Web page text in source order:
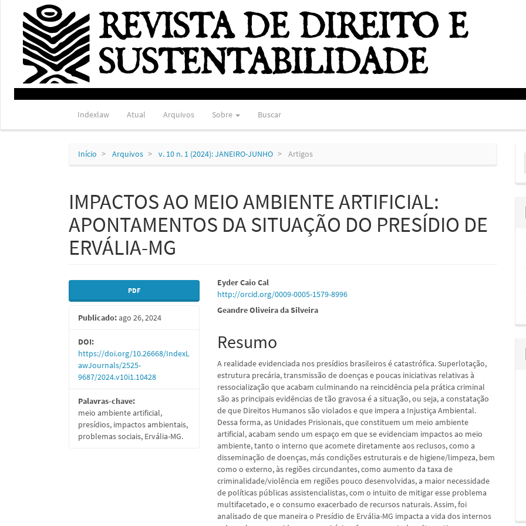
Navegação
Principal
Conteúdo
principal
Barra
Lateral
Indexlaw Atual Arquivos Sobre Buscar
Início Arquivos v. 10 n. 1 (2024): JANEIRO-JUNHO Artigos
IMPACTOS AO MEIO AMBIENTE ARTIFICIAL:
APONTAMENTOS DA SITUAÇÃO DO PRESÍDIO DE
ERVÁLIA-MG
Barra
lateral
de
artigos
PDF
Publicado:ago 26, 2024
DOI:
https://doi.org/10.26668/IndexL
awJournals/2525-
9687/2024.v10i1.10428
Palavras-chave:
meio ambiente artificial,
presídios, impactos ambientais,
problemas sociais, Ervália-MG.
Conteúdo
do
principal
Eyder Caio Cal
http://orcid.org/0009-0005-1579-8996
Geandre Oliveira da Silveira
Resumo
A realidade evidenciada nos presídios brasileiros é catastrófica. Superlotação,
estrutura precária, transmissão de doenças e poucas iniciativas relativas à
ressocialização que acabam culminando na reincidência pela prática criminal
são as principais evidências de tão gravosa é a situação, ou seja, a constatação
de que Direitos Humanos são violados e que impera a Injustiça Ambiental.
Dessa forma, as Unidades Prisionais, que constituem um meio ambiente
artificial, acabam sendo um espaço em que se evidenciam impactos ao meio
ambiente, tanto o interno que acomete diretamente aos reclusos, como a
disseminação de doenças, más condições estruturais e de higiene/limpeza, bem
como o externo, às regiões circundantes, como aumento da taxa de
criminalidade/violência em regiões pouco desenvolvidas, a maior necessidade
de políticas públicas assistencialistas, com o intuito de mitigar esse problema
multifacetado, e o consumo exacerbado de recursos naturais. Assim, foi
analisado de que maneira o Presídio de Ervália-MG impacta a vida dos internos